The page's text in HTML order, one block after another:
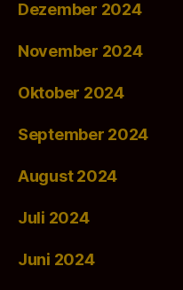
Dezember 2024
November 2024
Oktober 2024
September 2024
August 2024
Juli 2024
Juni 2024